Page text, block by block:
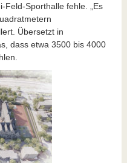
Sporthalle fehle. „Es
Übersetzt in
dass etwa 3500 bis 4000